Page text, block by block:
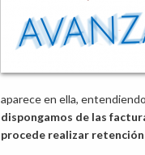
aparece en ella,
dispongamos de las
procede realizar